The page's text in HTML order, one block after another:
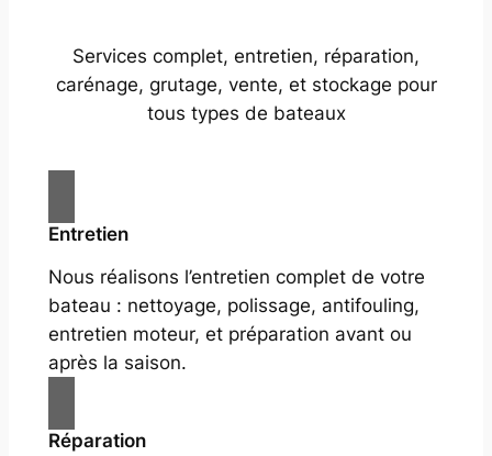
Services complet, entretien, réparation,
carénage, grutage, vente, et stockage pour
tous types de bateaux
Entretien
Nous réalisons l’entretien complet de votre
bateau : nettoyage, polissage, antifouling,
entretien moteur, et préparation avant ou
après la saison.
Réparation